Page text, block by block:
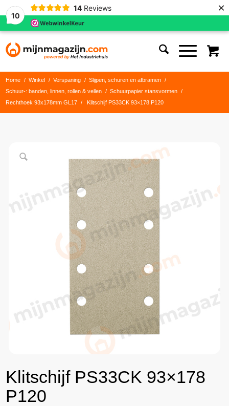
10
14 Reviews ×
Home / Winkel / Verspaning / Slijpen, schuren en afbramen
/
Schuur-: banden, linnen, rollen & vellen
/ Schuurpapier stansvormen
/
Rechthoek 93x178mm GL17
/ Klitschijf PS33CK 93×178 P120
Klitschijf PS33CK 93×178
P120